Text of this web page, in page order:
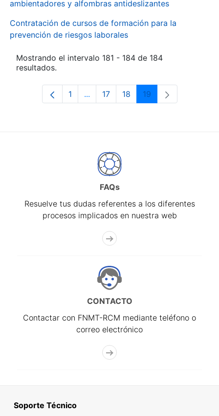
ambientadores y alfombras antideslizantes
Contratación de cursos de formación para la
prevención de riesgos laborales
Mostrando el intervalo 181 - 184 de 184
resultados.
Página
1 ...Páginas intermedias Use TAB para
Página
17 Página
18 Página
19
FAQs
Resuelve tus dudas referentes a los diferentes
procesos implicados en nuestra web
CONTACTO
Contactar con FNMT-RCM mediante teléfono o
correo electrónico
Soporte Técnico